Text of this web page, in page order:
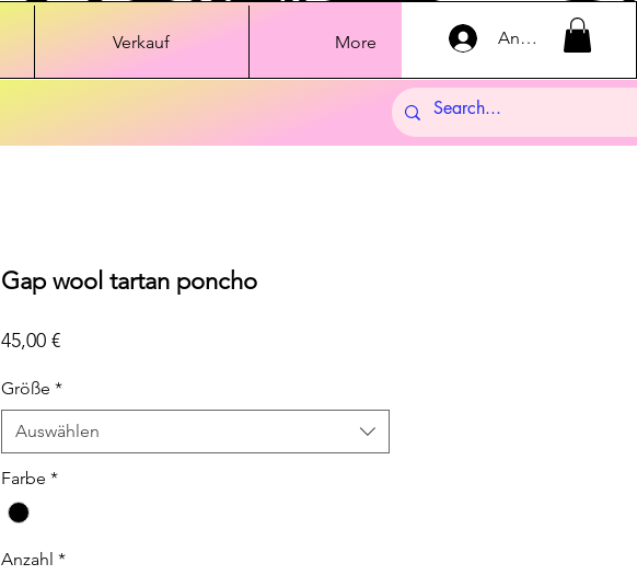
Verkauf More Anmelden
Gap wool tartan poncho
45,00 €Preis
Größe *
Auswählen
Farbe *
Anzahl *